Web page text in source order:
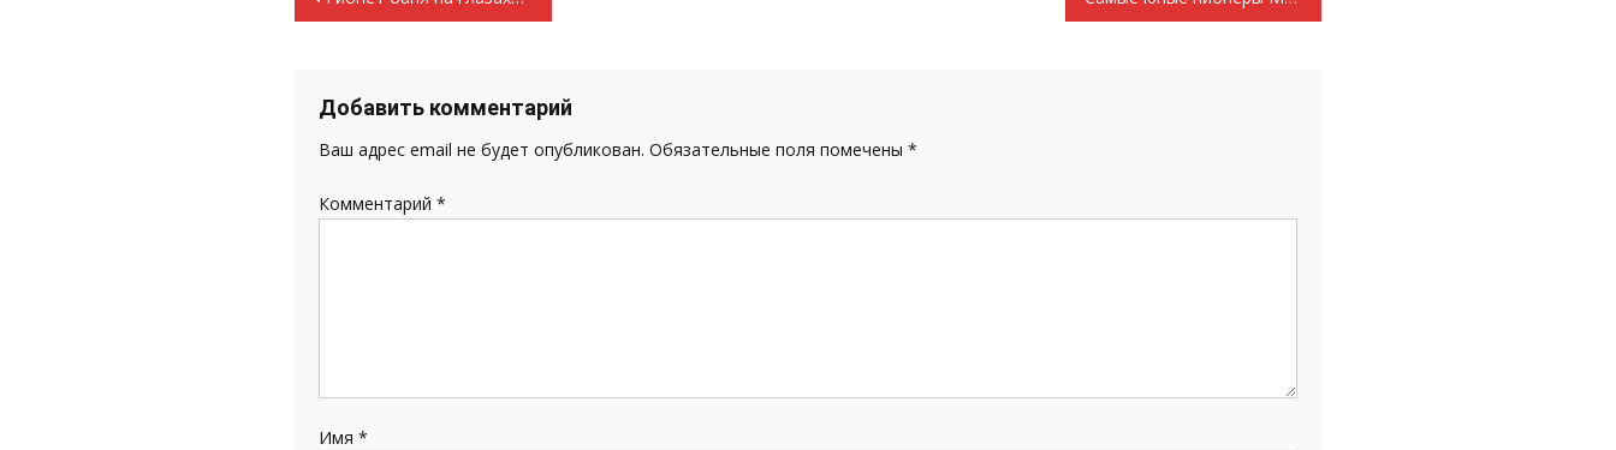
записям
Добавить комментарий
Ваш адрес email не будет опубликован. Обязательные поля помечены *
Комментарий *
Имя *